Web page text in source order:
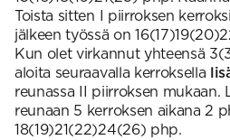
Toista sitten I piirroksen
jälkeen työssä on
Kun olet virkannut yhteensä
aloita seuraavalla kerroksella
reunassa II piirroksen mukaan.
reunaan 5 kerroksen aikana 2
18(19)21(22)24(26) php.